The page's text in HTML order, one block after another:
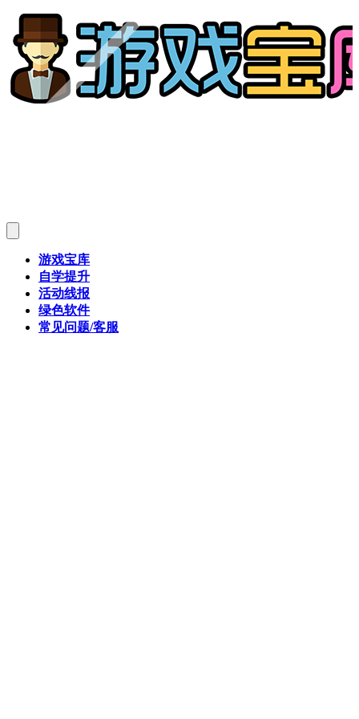
游戏宝库
自学提升
活动线报
绿色软件
常见问题/客服